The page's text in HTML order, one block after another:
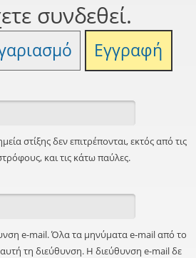
συνδεθεί.
Εγγραφή
στίξης δεν επιτρέπονται, εκτός από τις
και τις κάτω παύλες.
e-mail. Όλα τα μηνύματα e-mail από το
τη διεύθυνση. Η διεύθυνση e-mail δε